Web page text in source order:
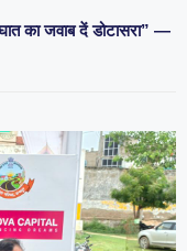
का जवाब दें डोटासरा” —